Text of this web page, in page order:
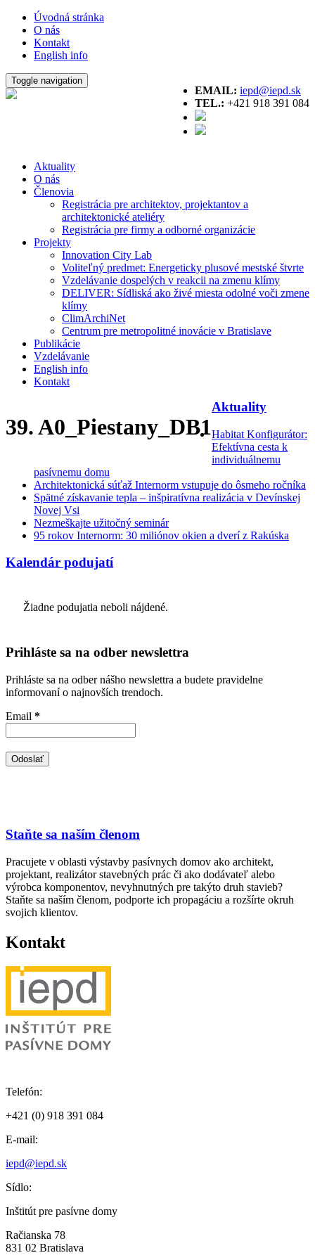
Úvodná stránka
O nás
Kontakt
English info
EMAIL: iepd@iepd.sk
TEL.: +421 918 391 084
Toggle navigation
Aktuality
O nás
Členovia
Registrácia pre architektov, projektantov a
architektonické ateliéry
Registrácia pre firmy a odborné organizácie
Projekty
Innovation City Lab
Voliteľný predmet: Energeticky plusové mestské štvrte
Vzdelávanie dospelých v reakcii na zmenu klímy
DELIVER: Sídliská ako živé miesta odolné voči zmene
klímy
ClimArchiNet
Centrum pre metropolitné inovácie v Bratislave
Publikácie
Vzdelávanie
English info
Kontakt
39. A0_Piestany_DB1
Aktuality
Habitat Konfigurátor:
Efektívna cesta k
individuálnemu
pasívnemu domu
Architektonická súťaž Internorm vstupuje do ôsmeho ročníka
Spätné získavanie tepla – inšpiratívna realizácia v Devínskej
Novej Vsi
Nezmeškajte užitočný seminár
95 rokov Internorm: 30 miliónov okien a dverí z Rakúska
Kalendár podujatí
Žiadne podujatia neboli nájdené.
Prihláste sa na odber newslettra
Prihláste sa na odber nášho newslettra a budete pravidelne
informovaní o najnovších trendoch.
Email *
Staňte sa naším členom
Pracujete v oblasti výstavby pasívnych domov ako architekt,
projektant, realizátor stavebných prác či ako dodávateľ alebo
výrobca komponentov, nevyhnutných pre takýto druh stavieb?
Staňte sa naším členom, podporte ich propagáciu a rozšírte okruh
svojich klientov.
Kontakt
Telefón:
+421 (0) 918 391 084
E-mail:
iepd@iepd.sk
Sídlo:
Inštitút pre pasívne domy
Račianska 78
831 02 Bratislava